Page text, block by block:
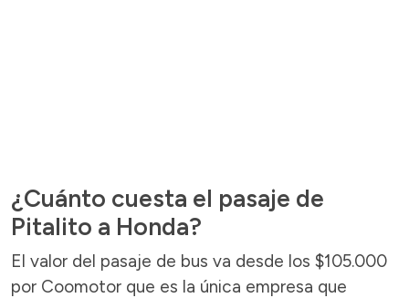
¿Cuánto cuesta el pasaje de
Pitalito a Honda?
El valor del pasaje de bus va desde los $105.000
por Coomotor que es la única empresa que